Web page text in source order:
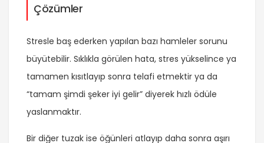
Çözümler
Stresle baş ederken yapılan bazı hamleler sorunu
büyütebilir. Sıklıkla görülen hata, stres yükselince ya
tamamen kısıtlayıp sonra telafi etmektir ya da
“tamam şimdi şeker iyi gelir” diyerek hızlı ödüle
yaslanmaktır.
Bir diğer tuzak ise öğünleri atlayıp daha sonra aşırı